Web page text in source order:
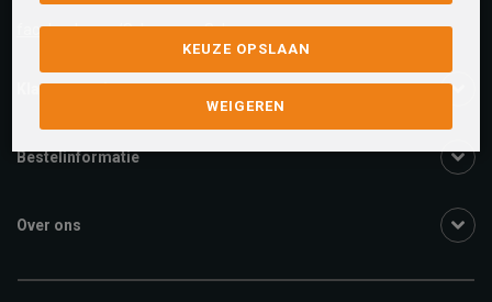
facebook.com/SchuurmanSchoenen
Klantenservice
Bestelinformatie
Over ons
KEUZE OPSLAAN
WEIGEREN